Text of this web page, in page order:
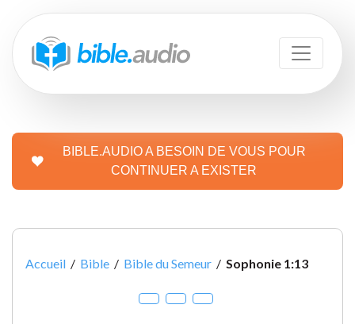
BIBLE.AUDIO A BESOIN DE VOUS POUR
CONTINUER A EXISTER
Accueil / Bible / Bible du Semeur / Sophonie 1:13